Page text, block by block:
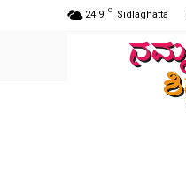
24.9 C Sidlaghatta